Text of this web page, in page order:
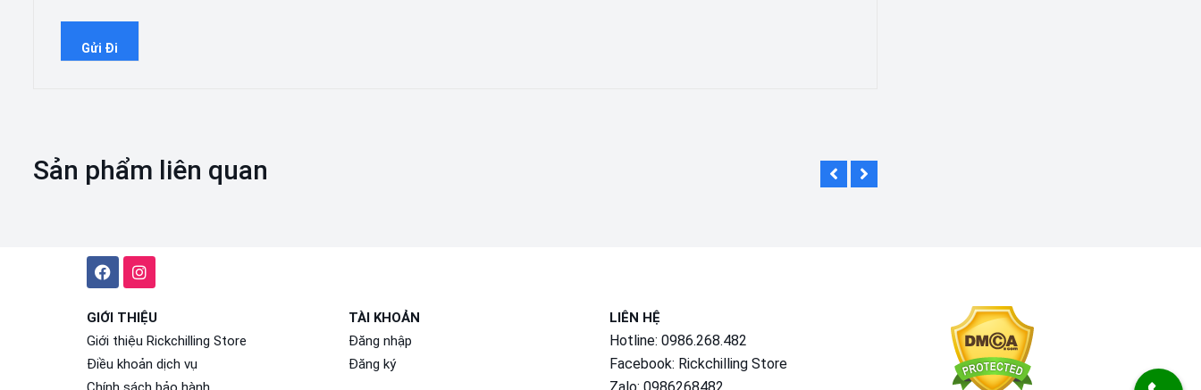
Sản phẩm liên quan
GIỚI THIỆU
Giới thiệu Rickchilling Store
Điều khoản dịch vụ
TÀI KHOẢN
Đăng nhập
Đăng ký
LIÊN HỆ
Hotline: 0986.268.482
Facebook: Rickchilling Store